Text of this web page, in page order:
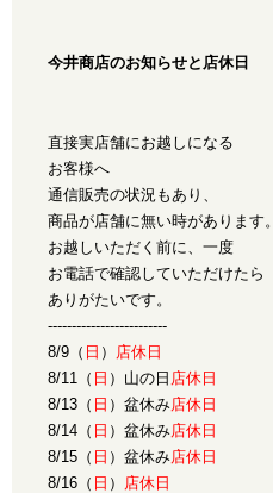
今井商店のお知らせと店休日
直接実店舗にお越しになる
お客様へ
通信販売の状況もあり、
商品が店舗に無い時があります。
お越しいただく前に、一度
お電話で確認していただけたら
ありがたいです。
-------------------------
8/9（ 日 ）
店休日
8/11（ 日 ）山の日 店休日
8/13（ 日 ）盆休み店休日
8/14（ 日 ）盆休み店休日
8/15（ 日 ）盆休み店休日
8/16（ 日 ）
店休日